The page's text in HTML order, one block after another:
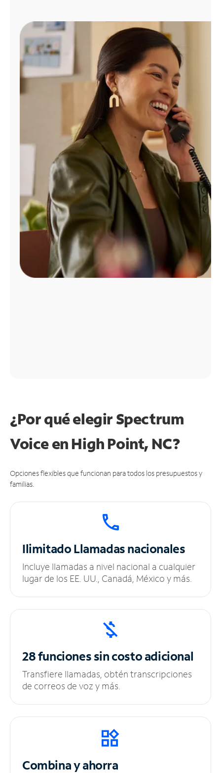
Administrar
cuenta
Encuentra
tienda
¿Por qué elegir Spectrum
Voice en High Point, NC?
Opciones flexibles que funcionan para todos los presupuestos y
familias.
IlimitadoLlamadas nacionales
Incluye llamadas a nivel nacional a cualquier
lugar de los EE. UU., Canadá, México y más.
28 funciones sincosto adicional
Transfiere llamadas, obtén transcripciones
de correos de voz y más.
Combina y ahorra